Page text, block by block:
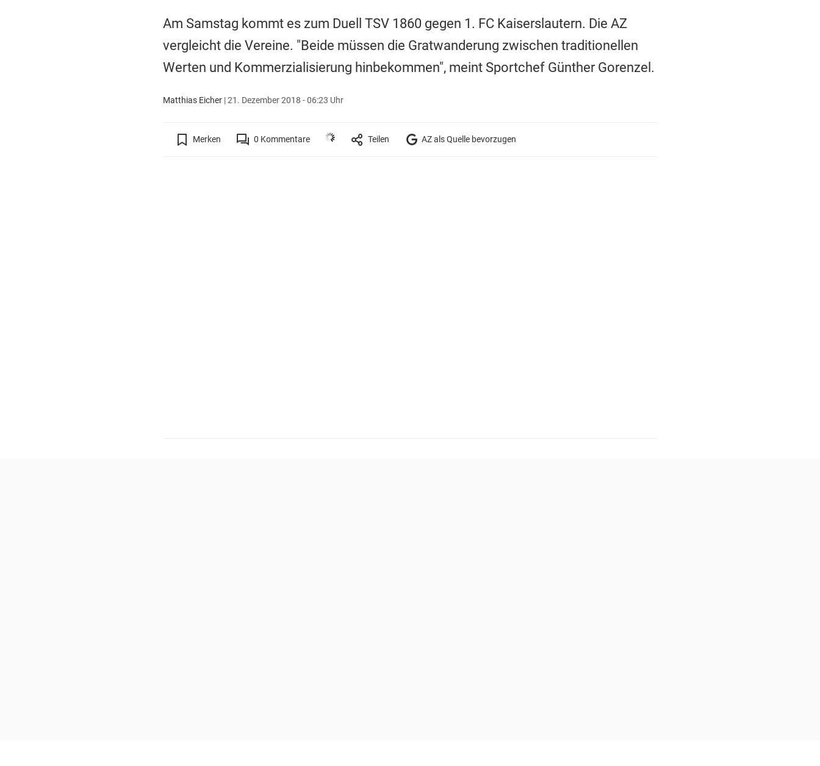
Am Samstag kommt es zum Duell TSV 1860 gegen 1. FC Kaiserslautern. Die AZ
vergleicht die Vereine. "Beide müssen die Gratwanderung zwischen traditionellen
Werten und Kommerzialisierung hinbekommen", meint Sportchef Günther Gorenzel.
Matthias Eicher|21. Dezember 2018 - 06:23 Uhr
Merken 0 Kommentare Teilen AZ als Quelle bevorzugen